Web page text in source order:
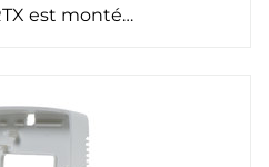
est monté…